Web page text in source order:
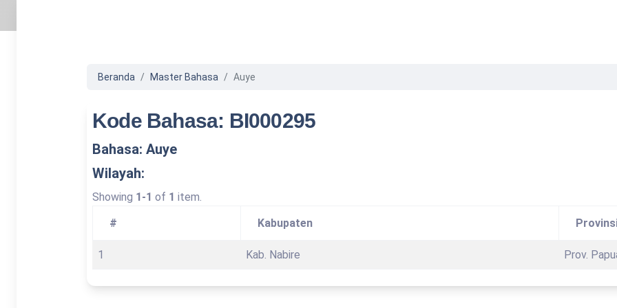
Beranda Master Bahasa Auye
Kode Bahasa: BI000295
Bahasa: Auye
Wilayah:
Showing 1-1 of 1 item.
#
Kabupaten
1 Kab. Nabire Prov.